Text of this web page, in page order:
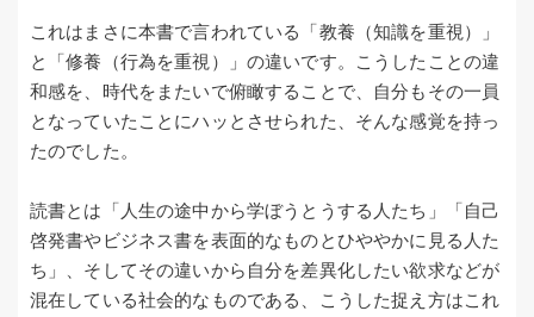
これはまさに本書で言われている「教養（知識を重視）」
と「修養（行為を重視）」の違いです。こうしたことの違
和感を、時代をまたいで俯瞰することで、自分もその一員
となっていたことにハッとさせられた、そんな感覚を持っ
たのでした。
読書とは「人生の途中から学ぼうとうする人たち」「自己
啓発書やビジネス書を表面的なものとひややかに見る人た
ち」、そしてその違いから自分を差異化したい欲求などが
混在している社会的なものである、こうした捉え方はこれ